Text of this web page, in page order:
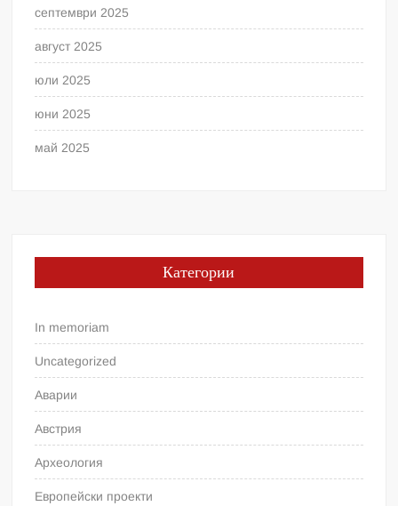
септември 2025
август 2025
юли 2025
юни 2025
май 2025
Категории
In memoriam
Uncategorized
Аварии
Австрия
Археология
Европейски проекти